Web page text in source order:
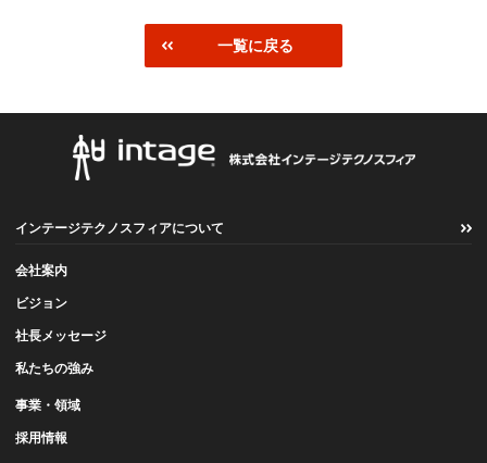
一覧に戻る
インテージテクノスフィアについて
会社案内
ビジョン
社長メッセージ
私たちの強み
事業・領域
採用情報